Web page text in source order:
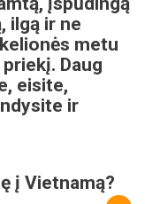
ilgą ir ne
metu
Daug
eisite,
ir
į Vietnamą?